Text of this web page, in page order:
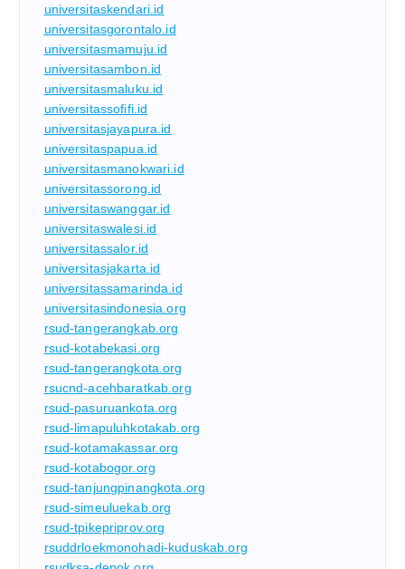
universitaskendari.id
universitasgorontalo.id
universitasmamuju.id
universitasambon.id
universitasmaluku.id
universitassofifi.id
universitasjayapura.id
universitaspapua.id
universitasmanokwari.id
universitassorong.id
universitaswanggar.id
universitaswalesi.id
universitassalor.id
universitasjakarta.id
universitassamarinda.id
universitasindonesia.org
rsud-tangerangkab.org
rsud-kotabekasi.org
rsud-tangerangkota.org
rsucnd-acehbaratkab.org
rsud-pasuruankota.org
rsud-limapuluhkotakab.org
rsud-kotamakassar.org
rsud-kotabogor.org
rsud-tanjungpinangkota.org
rsud-simeuluekab.org
rsud-tpikepriprov.org
rsuddrloekmonohadi-kuduskab.org